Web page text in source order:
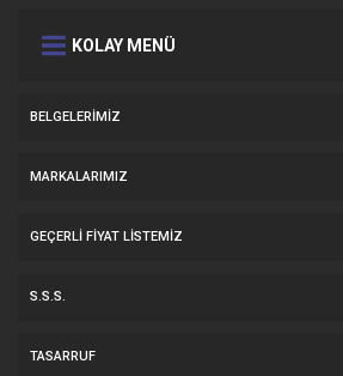
KOLAY MENÜ
BELGELERIMIZ
MARKALARIMIZ
GEÇERLI FIYAT LISTEMIZ
S.S.S.
TASARRUF